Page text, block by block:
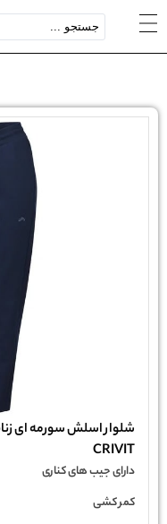
CRIVIT
دارای جیب های کناری
کمر کشی